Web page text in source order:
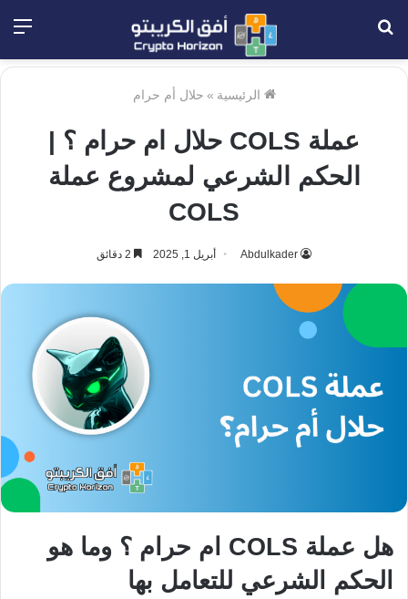
الرئيسية » حلال أم حرام
عملة COLS حلال ام حرام ؟ |
الحكم الشرعي لمشروع عملة
COLS
Abdulkader أبريل 1, 2025
هل عملة COLS ام حرام ؟ وما هو
الحكم الشرعي للتعامل بها